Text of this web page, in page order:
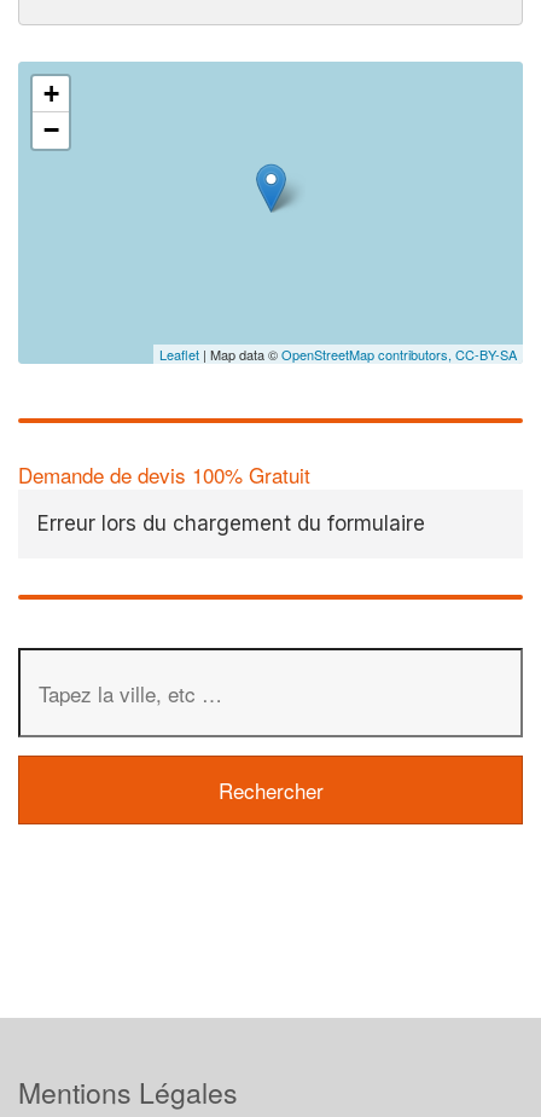
+
−
Leaflet | Map data ©OpenStreetMap contributors, CC-BY-SA
Demande de devis 100% Gratuit
Erreur lors du chargement du formulaire
Mentions Légales